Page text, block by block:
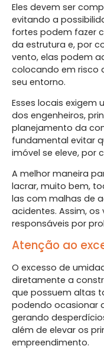
Eles devem ser
evitando a
fortes podem fazer
da estrutura e, por
vento, elas podem
colocando em risco
seu entorno.
Esses locais
dos engenheiros,
planejamento da
fundamental evitar
imóvel se eleve, por
A melhor maneira
lacrar, muito bem,
las com malhas de
acidentes. Assim,
responsáveis por
Atenção ao
O excesso de
diretamente a
que possuem altas
podendo ocasionar
gerando
além de elevar os
empreendimento.